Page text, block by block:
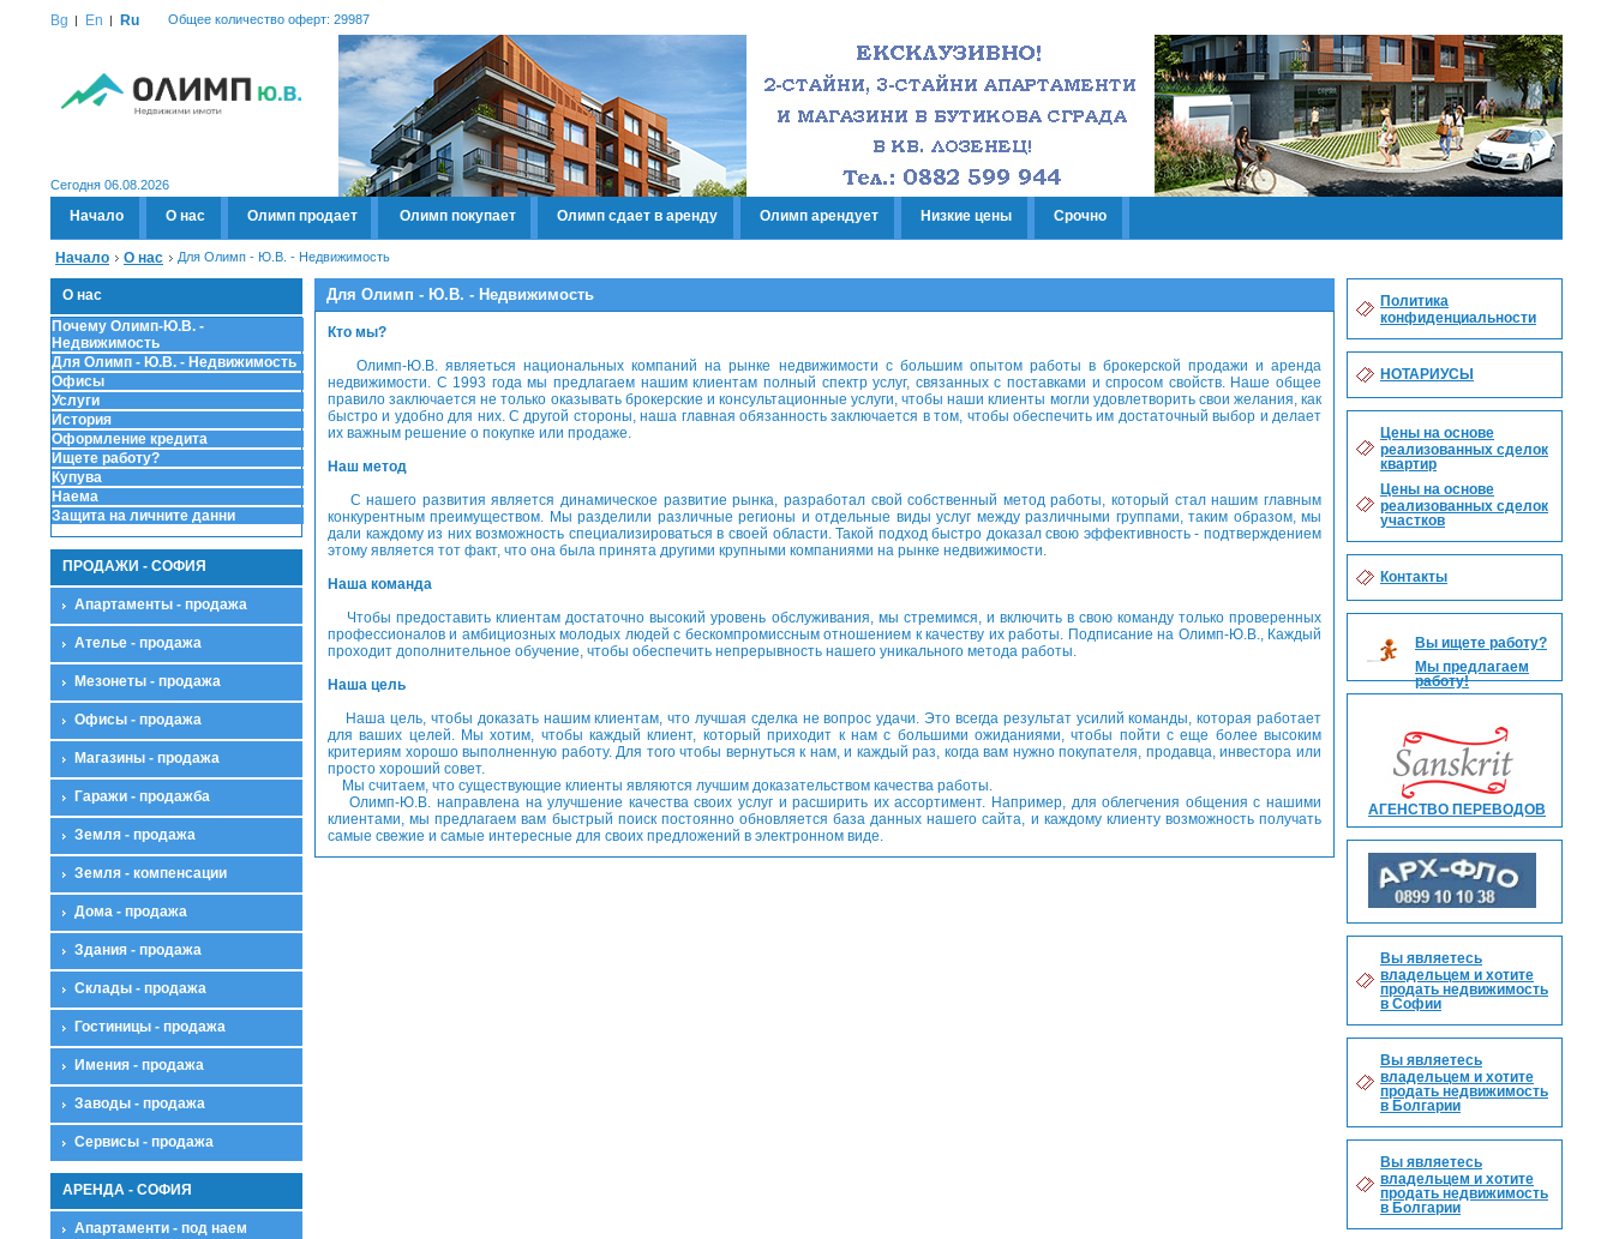
Bg En Ru Общее количество оферт: 29987
Сегодня 06.08.2026
Начало О нас Олимп продает Олимп покупает Олимп сдает в аренду Олимп арендует Низкие цены Срочно
Начало О нас Для Олимп - Ю.В. - Недвижимость
О нас
Почему Олимп-Ю.В. -
Недвижимость
Для Олимп - Ю.В. - Недвижимость
Офисы
Услуги
История
Оформление кредита
Ищете работу?
Купува
Наема
Защита на личните данни
ПРОДАЖИ - СОФИЯ
Апартаменты - продажа
Ателье - продажа
Мезонеты - продажа
Офисы - продажа
Магазины - продажа
Гаражи - продажба
Земля - продажа
Земля - компенсации
Дома - продажа
Здания - продажа
Склады - продажа
Гостиницы - продажа
Имения - продажа
Заводы - продажа
Сервисы - продажа
АРЕНДА - СОФИЯ
Апартаменти - под наем
Для Олимп - Ю.В. - Недвижимость
Кто мы?
Олимп-Ю.В. являеться национальных компаний на рынке недвижимости с большим опытом работы в брокерской продажи и аренда
недвижимости. С 1993 года мы предлагаем нашим клиентам полный спектр услуг, связанных с поставками и спросом свойств. Наше общее
правило заключается не только оказывать брокерские и консультационные услуги, чтобы наши клиенты могли удовлетворить свои желания, как
быстро и удобно для них. С другой стороны, наша главная обязанность заключается в том, чтобы обеспечить им достаточный выбор и делает
их важным решение о покупке или продаже.
Наш метод
С нашего развития является динамическое развитие рынка, разработал свой собственный метод работы, который стал нашим главным
конкурентным преимуществом. Мы разделили различные регионы и отдельные виды услуг между различными группами, таким образом, мы
дали каждому из них возможность специализироваться в своей области. Такой подход быстро доказал свою эффективность - подтверждением
этому является тот факт, что она была принята другими крупными компаниями на рынке недвижимости.
Наша команда
Чтобы предоставить клиентам достаточно высокий уровень обслуживания, мы стремимся, и включить в свою команду только проверенных
профессионалов и амбициозных молодых людей с бескомпромиссным отношением к качеству их работы. Подписание на Олимп-Ю.В., Каждый
проходит дополнительное обучение, чтобы обеспечить непрерывность нашего уникального метода работы.
Наша цель
Наша цель, чтобы доказать нашим клиентам, что лучшая сделка не вопрос удачи. Это всегда результат усилий команды, которая работает
для ваших целей. Мы хотим, чтобы каждый клиент, который приходит к нам с большими ожиданиями, чтобы пойти с еще более высоким
критериям хорошо выполненную работу. Для того чтобы вернуться к нам, и каждый раз, когда вам нужно покупателя, продавца, инвестора или
просто хороший совет.
Мы считаем, что существующие клиенты являются лучшим доказательством качества работы.
Олимп-Ю.В. направлена ​​на улучшение качества своих услуг и расширить их ассортимент. Например, для облегчения общения с нашими
клиентами, мы предлагаем вам быстрый поиск постоянно обновляется база данных нашего сайта, и каждому клиенту возможность получать
самые свежие и самые интересные для своих предложений в электронном виде.
Политика
конфиденциальности
НОТАРИУСЫ
Цены на основе
реализованных сделок
квартир
Цены на основе
реализованных сделок
участков
Контакты
Вы ищете работу?
Мы предлагаем
работу!
АГЕНСТВО ПЕРЕВОДОВ
Вы являетесь
владельцем и хотите
продать недвижимость
в Софии
Вы являетесь
владельцем и хотите
продать недвижимость
в Болгарии
Вы являетесь
владельцем и хотите
продать недвижимость
в Болгарии